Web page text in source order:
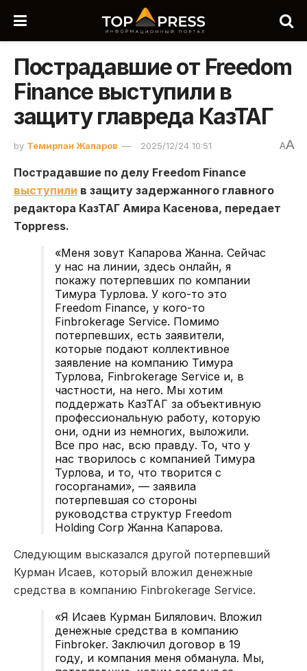
Пострадавшие от Freedom
Finance выступили в
защиту главреда КазТАГ
by Темирлан Жапаров 2025/12/24 10:51 AA
Пострадавшие по делу Freedom Finance
выступили в защиту задержанного главного
редактора КазТАГ Амира Касенова, передает
Toppress.
«Меня зовут Капарова Жанна. Сейчас
у нас на линии, здесь онлайн, я
покажу потерпевших по компании
Тимура Турлова. У кого-то это
Freedom Finance, у кого-то
Finbrokerage Service. Помимо
потерпевших, есть заявители,
которые подают коллективное
заявление на компанию Тимура
Турлова, Finbrokerage Service и, в
частности, на него. Мы хотим
поддержать КазТАГ за объективную
профессиональную работу, которую
они, одни из немногих, выложили.
Все про нас, всю правду. То, что у
нас творилось с компанией Тимура
Турлова, и то, что творится с
госорганами», — заявила
потерпевшая со стороны
руководства структур Freedom
Holding Corp Жанна Капарова.
Следующим высказался другой потерпевший
Курман Исаев, который вложил денежные
средства в компанию Finbrokerage Service.
«Я Исаев Курман Билялович. Вложил
денежные средства в компанию
Finbroker. Заключил договор в 19
году, и компания меня обманула. Мы,